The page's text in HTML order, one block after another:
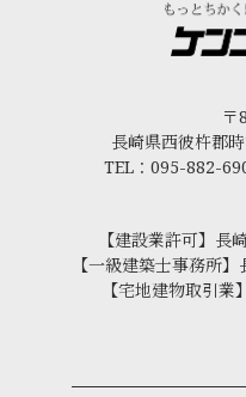
〒
長崎県西彼杵郡
TEL：095-882-
【建設業許可】長
【一級建築士事務所
【宅地建物取引